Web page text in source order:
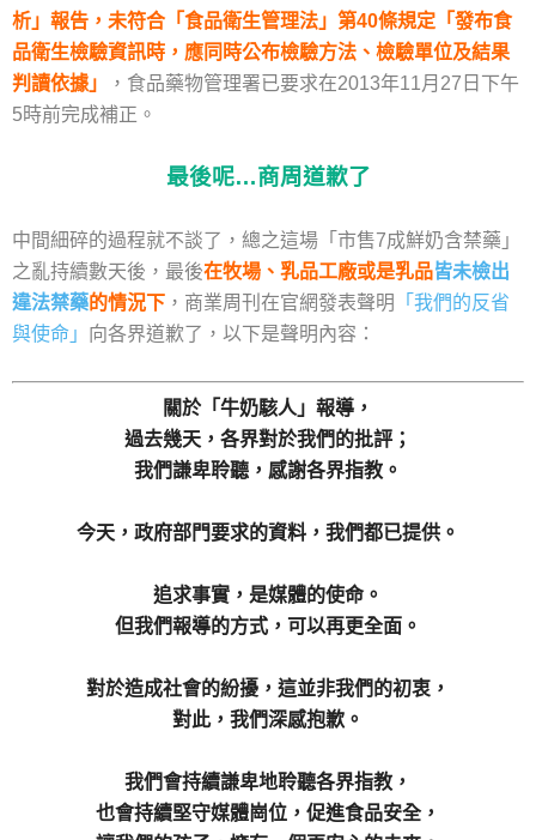
析」報告，未符合「食品衛生管理法」第40條規定「發布食
品衛生檢驗資訊時，應同時公布檢驗方法、檢驗單位及結果
判讀依據」
，食品藥物管理署已要求在2013年11月27日下午
5時前完成補正。
最後呢…商周道歉了
中間細碎的過程就不談了，總之這場「市售7成鮮奶含禁藥」
之亂持續數天後，最後在牧場、乳品工廠或是乳品皆未檢出
違法禁藥的情況下 ，商業周刊在官網發表聲明
「我們的反省
與使命」
向各界道歉了，以下是聲明內容：
關於「牛奶駭人」報導，
過去幾天，各界對於我們的批評；
我們謙卑聆聽，感謝各界指教。
今天，政府部門要求的資料，我們都已提供。
追求事實，是媒體的使命。
但我們報導的方式，可以再更全面。
對於造成社會的紛擾，這並非我們的初衷，
對此，我們深感抱歉。
我們會持續謙卑地聆聽各界指教，
也會持續堅守媒體崗位，促進食品安全，